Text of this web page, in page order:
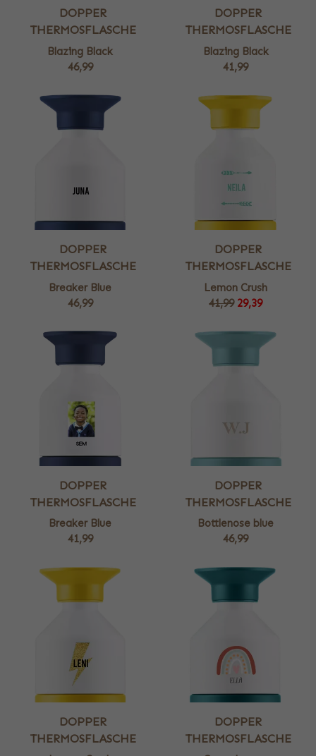
DOPPER
THERMOSFLASCHE
Blazing Black
46,99
DOPPER
THERMOSFLASCHE
Blazing Black
41,99
DOPPER
THERMOSFLASCHE
Breaker Blue
46,99
DOPPER
THERMOSFLASCHE
Lemon Crush
41,99 29,39
DOPPER
THERMOSFLASCHE
Breaker Blue
41,99
DOPPER
THERMOSFLASCHE
Bottlenose blue
46,99
DOPPER
THERMOSFLASCHE
DOPPER
THERMOSFLASCHE